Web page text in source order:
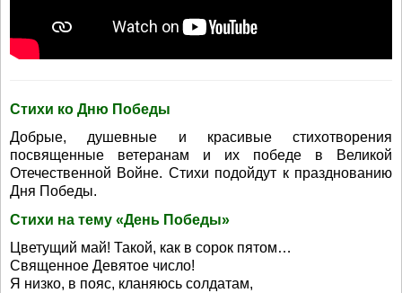
Стихи ко Дню Победы
Добрые, душевные и красивые стихотворения
посвященные ветеранам и их победе в Великой
Отечественной Войне. Стихи подойдут к празднованию
Дня Победы.
Стихи на тему «День Победы»
Цветущий май! Такой, как в сорок пятом…
Священное Девятое число!
Я низко, в пояс, кланяюсь солдатам,